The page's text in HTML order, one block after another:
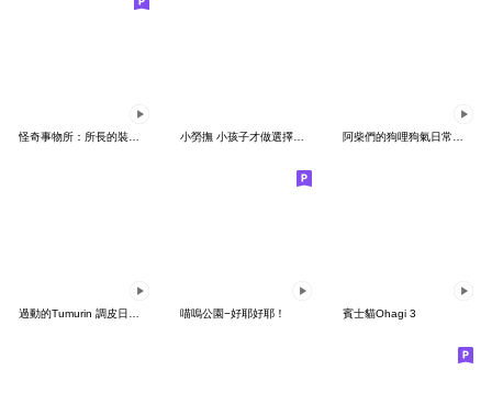
過動的Tumurin 調皮日常篇 喵嗚公園−好耶好耶！ 賓士貓Ohagi 3